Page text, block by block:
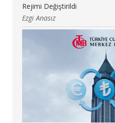
Rejimi Değiştirildi
Ezgi Anasız